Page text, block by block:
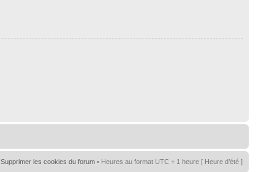
Supprimer les cookies du forum • Heures au format UTC + 1 heure [ Heure d’été ]